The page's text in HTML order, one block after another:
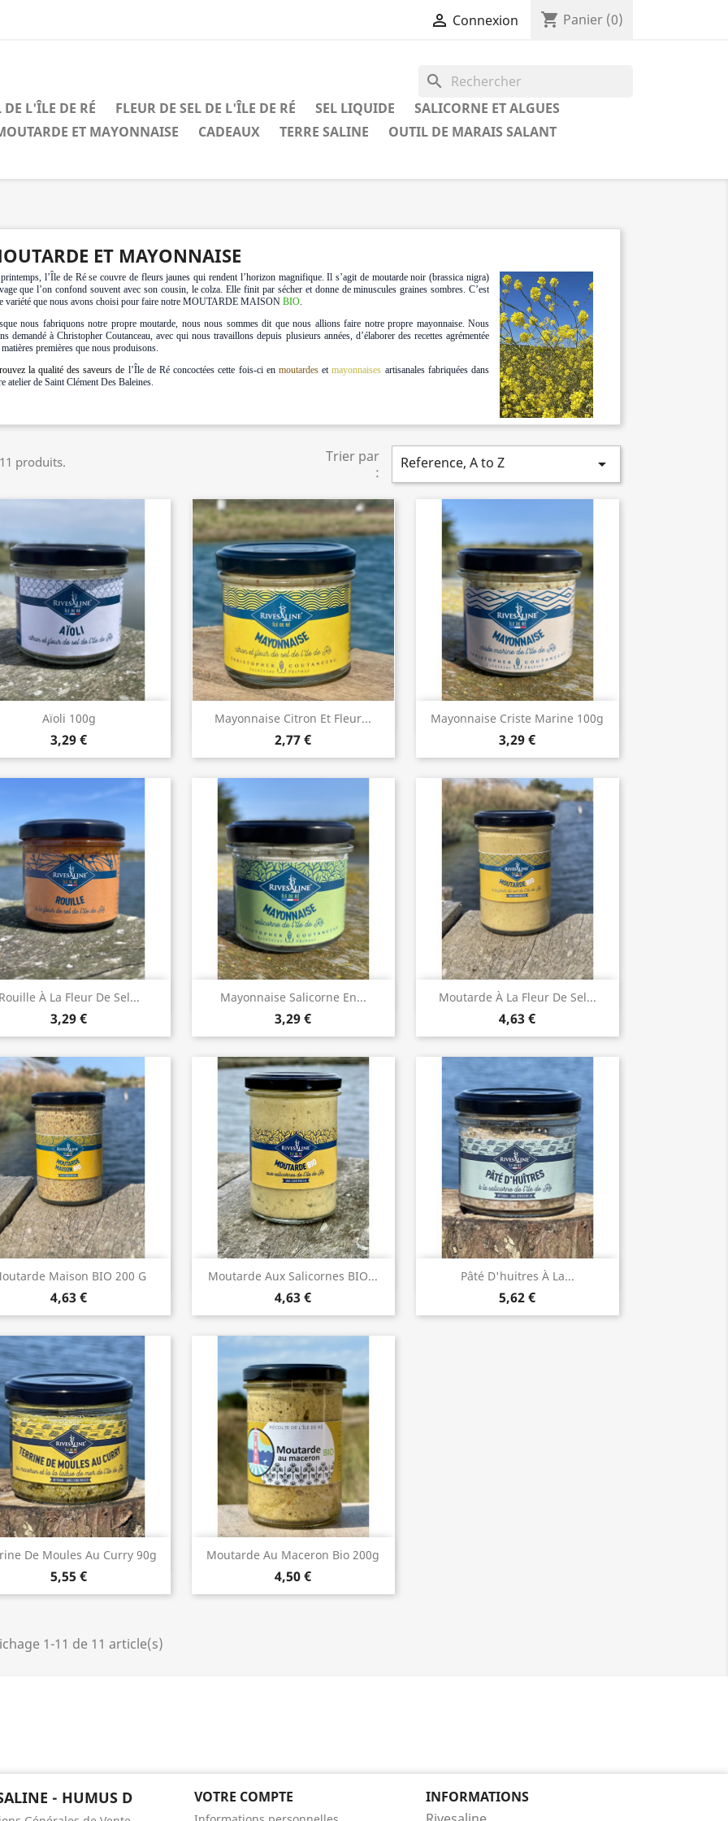
 Connexion shopping_cart Panier (0)
search
DE L'ÎLE DE RÉ FLEUR DE SEL DE L'ÎLE DE RÉ SEL LIQUIDE
SALICORNE ET ALGUES
ET MAYONNAISE
CADEAUX TERRE SALINE OUTIL DE MARAIS SALANT
ET MAYONNAISE
l’Île de Ré se couvre de fleurs jaunes qui rendent l’horizon magnifique. Il s’agit de moutarde noir (brassica nigra)
que l’on confond souvent avec son cousin, le colza. Elle finit par sécher et donne de minuscules graines sombres. C’est
variété que nous avons choisi pour faire notre MOUTARDE MAISON BIO.
nous fabriquons notre propre moutarde, nous nous sommes dit que nous allions faire notre propre mayonnaise. Nous
demandé à Christopher Coutanceau, avec qui nous travaillons depuis plusieurs années, d’élaborer des recettes agrémentée
premières que nous produisons.
la qualité des saveurs de l’Île de Ré concoctées cette fois-ci enmoutardes etmayonnaises artisanales fabriquées dans
atelier de Saint Clément Des Baleines.
produits.
Trier par
:
Reference, A to Z 
Aïoli 100g
3,29 €
Aperçu rapide Mayonnaise Citron Et Fleur...
2,77 €
Aperçu rapide Mayonnaise Criste Marine 100g
3,29 €
Aperçu rapide
À La Fleur De Sel...
3,29 €
Aperçu rapide Mayonnaise Salicorne En...
3,29 €
Aperçu rapide Moutarde À La Fleur De Sel...
4,63 €
Aperçu rapide
Maison BIO 200 G
4,63 €
Aperçu rapide Moutarde Aux Salicornes BIO...
4,63 €
Aperçu rapide Pâté D'huitres À La...
5,62 €
Aperçu rapide
De Moules Au Curry 90g
5,55 €
Aperçu rapide Moutarde Au Maceron Bio 200g
4,50 €
Aperçu rapide
1-11 de 11 article(s)
- HUMUS D VOTRE COMPTE
INFORMATIONS